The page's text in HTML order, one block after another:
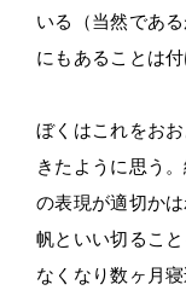
いる（当然であ
にもあることは
ぼくはこれをお
きたように思う
の表現が適切か
帆といい切るこ
なくなり数ヶ月